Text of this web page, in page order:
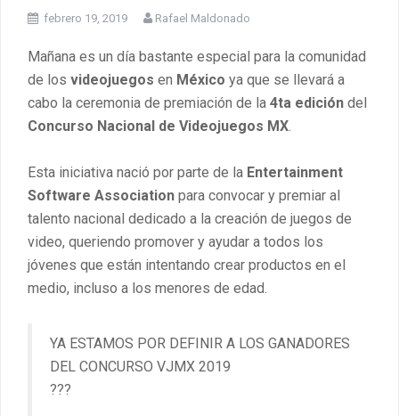
febrero 19, 2019 Rafael Maldonado
Mañana es un día bastante especial para la comunidad
de los videojuegos en México ya que se llevará a
cabo la ceremonia de premiación de la 4ta edición del
Concurso Nacional de Videojuegos MX
Esta iniciativa nació por parte de la Entertainment
Software Association para convocar y premiar al
talento nacional dedicado a la creación de juegos de
video, queriendo promover y ayudar a todos los
jóvenes que están intentando crear productos en el
medio, incluso a los menores de edad.
YA ESTAMOS POR DEFINIR A LOS GANADORES
DEL CONCURSO VJMX 2019
???